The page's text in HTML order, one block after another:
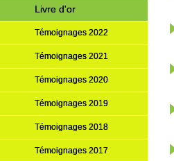
Livre d'or
Témoignages 2022
Témoignages 2021
Témoignages 2020
Témoignages 2019
Témoignages 2018
Témoignages 2017